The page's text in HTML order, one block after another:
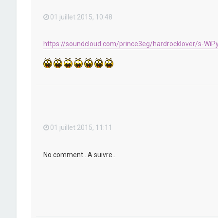
01 juillet 2015, 10:48
https://soundcloud.com/prince3eg/hardrocklover/s-
01 juillet 2015, 11:11
No comment.. A suivre..